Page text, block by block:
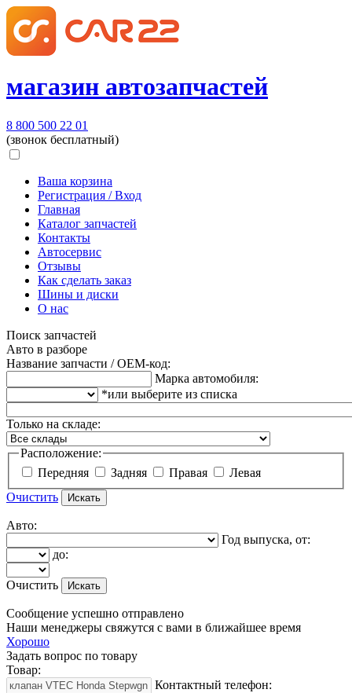
магазин автозапчастей
8 800 500 22 01
(звонок бесплатный)
Ваша корзина
Регистрация / Вход
Главная
Каталог запчастей
Контакты
Автосервис
Отзывы
Как сделать заказ
Шины и диски
О нас
Поиск запчастей
Авто в разборе
Название запчасти / OEM-код:
Марка автомобиля:
*или выберите из списка
Только на складе:
Расположение:
Передняя
Задняя Правая
Левая
Очистить
Авто:
Год выпуска, от:
до:
Очистить
Сообщение успешно отправлено
Наши менеджеры свяжутся с вами в ближайшее время
Хорошо
Задать вопрос по товару
Товар:
Контактный телефон: